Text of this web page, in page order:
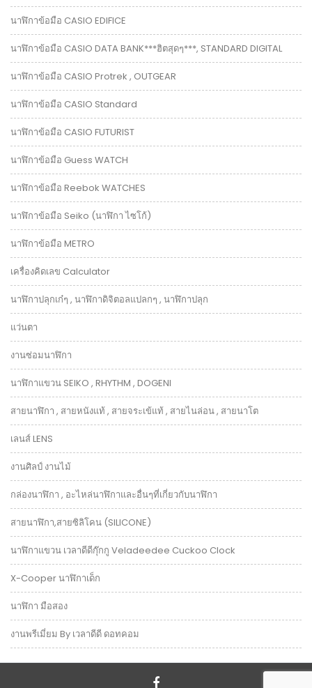
นาฬิกาข้อมือ CASIO EDIFICE
นาฬิกาข้อมือ CASIO DATA BANK***ฮิตสุดๆ***, STANDARD DIGITAL
นาฬิกาข้อมือ CASIO Protrek , OUTGEAR
นาฬิกาข้อมือ CASIO Standard
นาฬิกาข้อมือ CASIO FUTURIST
นาฬิกาข้อมือ Guess WATCH
นาฬิกาข้อมือ Reebok WATCHES
นาฬิกาข้อมือ Seiko (นาฬิกา ไซโก้)
นาฬิกาข้อมือ METRO
เครื่องคิดเลข Calculator
นาฬิกาปลุกเก๋ๆ , นาฬิกาดิจิตอลแปลกๆ , นาฬิกาปลุก
แว่นตา
งานซ่อมนาฬิกา
นาฬิกาแขวน SEIKO , RHYTHM , DOGENI
สายนาฬิกา , สายหนังแท้ , สายจระเข้แท้ , สายไนล่อน , สายนาโต
เลนส์ LENS
งานศิลป์ งานไม้
กล่องนาฬิกา , อะไหล่นาฬิกาและอื่นๆที่เกี่ยวกับนาฬิกา
สายนาฬิกา,สายซิลิโคน (SILICONE)
นาฬิกาแขวน เวลาดีดีกุ๊กกู Veladeedee Cuckoo Clock
X-Cooper นาฬิกาเด็ก
นาฬิกา มือสอง
งานพรีเมี่ยม By เวลาดีดี ดอทคอม